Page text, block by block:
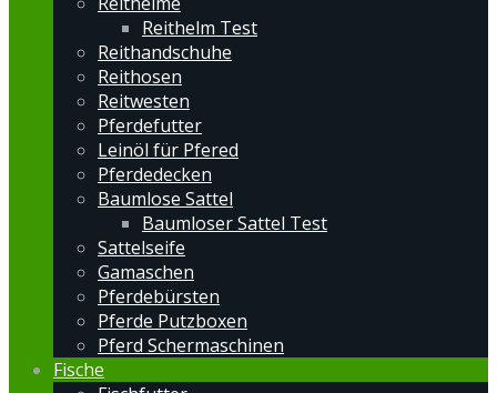
Reithelm Test
Reithandschuhe
Reithosen
Reitwesten
Pferdefutter
Leinöl für Pfered
Pferdedecken
Baumlose Sattel
Baumloser Sattel Test
Sattelseife
Gamaschen
Pferdebürsten
Pferde Putzboxen
Pferd Schermaschinen
Fische